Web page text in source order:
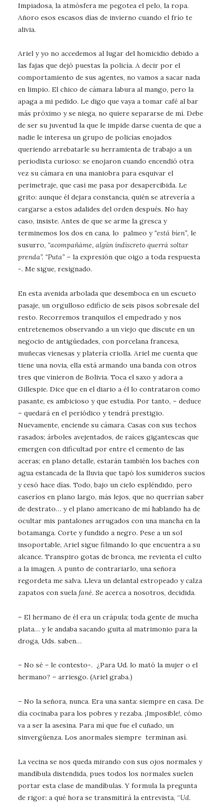
Impiadosa, la atmósfera me pegotea el pelo, la ropa.
Añoro esos escasos días de invierno cuando el frío te
alivia.
Ariel y yo no accedemos al lugar del homicidio debido a
las fajas que dejó puestas la policía. A decir por el
comportamiento de sus agentes, no vamos a sacar nada
en limpio. El chico de cámara labura al mango, pero la
apaga a mi pedido. Le digo que vaya a tomar café al bar
más próximo y se niega, no quiere separarse de mí. Debe
de ser su juventud la que le impide darse cuenta de que a
nadie le interesa un grupo de policías enojados
queriendo arrebatarle su herramienta de trabajo a un
periodista curioso: se enojaron cuando encendió otra
vez su cámara en una maniobra para esquivar el
perimetraje, que casi me pasa por desapercibida. Le
grito: aunque él dejara constancia, quién se atrevería a
cargarse a estos adalides del orden después. No hay
caso, insiste. Antes de que se arme la gresca y
terminemos los dos en cana, lo palmeo y “está bien”, le
susurro, “acompañáme, algún indiscreto querrá soltar
prenda”. “Puta” – la expresión que oigo a toda respuesta
-. Me sigue, resignado.
En esta avenida arbolada que desemboca en un escueto
pasaje, un orgulloso edificio de seis pisos sobresale del
resto. Recorremos tranquilos el empedrado y nos
entretenemos observando a un viejo que discute en un
negocio de antigüedades, con porcelana francesa,
muñecas vienesas y platería criolla. Ariel me cuenta que
tiene una novia, ella está armando una banda con otros
tres que vinieron de Bolivia. Toca el saxo y adora a
Gillespie. Dice que en el diario a él lo contrataron como
pasante, es ambicioso y que estudia. Por tanto, – deduce
– quedará en el periódico y tendrá prestigio.
Nuevamente, enciende su cámara. Casas con sus techos
rasados; árboles avejentados, de raíces gigantescas que
emergen con dificultad por entre el cemento de las
aceras; en plano detalle, estarán también los baches con
agua estancada de la lluvia que tapó los sumideros sucios
y cesó hace días. Todo, bajo un cielo espléndido, pero
caseríos en plano largo, más lejos, que no querrían saber
de destrato… y el plano americano de mí hablando ha de
ocultar mis pantalones arrugados con una mancha en la
botamanga. Corte y fundido a negro. Pese a un sol
insoportable, Ariel sigue filmando lo que encuentra a su
alcance. Transpiro gotas de bronca, me revienta el culto
a la imagen. A punto de contrariarlo, una señora
regordeta me salva. Lleva un delantal estropeado y calza
zapatos con suela fané. Se acerca a nosotros, decidida.
– El hermano de él era un crápula; toda gente de mucha
plata… y le andaba sacando guita al matrimonio para la
droga, Uds. saben…
– No sé – le contesto-. ¿Para Ud. lo mató la mujer o el
hermano? – arriesgo. (Ariel graba.)
– No la señora, nunca. Era una santa: siempre en casa. De
día cocinaba para los pobres y rezaba. ¡Imposible!, cómo
va a ser la asesina. Para mí que fue el cuñado, un
sinvergüenza. Los anormales siempre terminan así.
La vecina se nos queda mirando con sus ojos normales y
mandíbula distendida, pues todos los normales suelen
portar esta clase de mandíbulas. Y formula la pregunta
de rigor: a qué hora se transmitirá la entrevista, “Ud.